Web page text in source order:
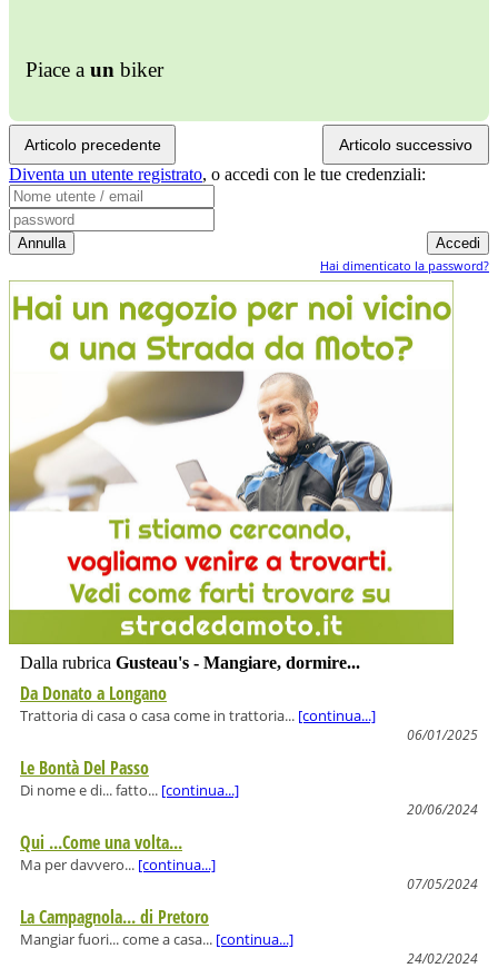
Piace a un biker
Articolo precedente Articolo successivo
Diventa un utente registrato, o accedi con le tue credenziali:
Hai dimenticato la password?
Dalla rubrica Gusteau's - Mangiare, dormire...
Da Donato a Longano
Trattoria di casa o casa come in trattoria... [continua...]
06/01/2025
Le Bontà Del Passo
Di nome e di... fatto... [continua...]
20/06/2024
Qui ...Come una volta...
Ma per davvero... [continua...]
07/05/2024
La Campagnola... di Pretoro
Mangiar fuori... come a casa... [continua...]
24/02/2024